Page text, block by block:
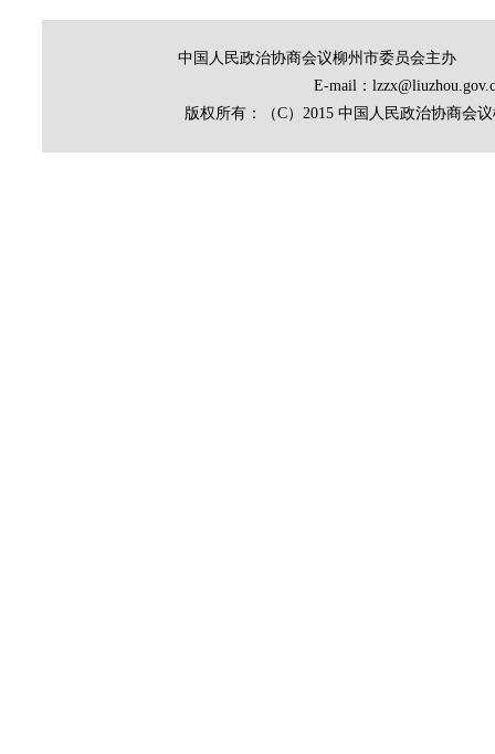
中国人民政治协商会议柳州市委员会主
E-mail：
版权所有：（C）2015 中国人民政治